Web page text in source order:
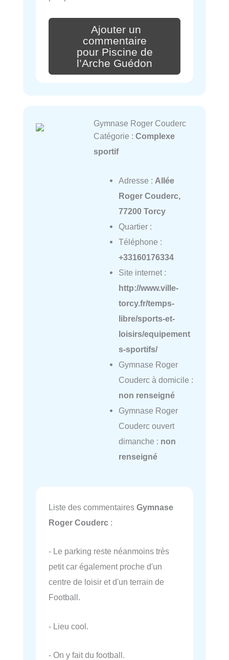
Ajouter un
commentaire
pour Piscine de
l’Arche Guédon
Gymnase Roger Couderc
Catégorie : Complexe
sportif
Adresse : Allée
Roger Couderc,
77200 Torcy
Quartier :
Téléphone :
+33160176334
Site internet :
http://www.ville-
torcy.fr/temps-
libre/sports-et-
loisirs/equipement
s-sportifs/
Gymnase Roger
Couderc à domicile :
non renseigné
Gymnase Roger
Couderc ouvert
dimanche : non
renseigné
Liste des commentaires Gymnase
Roger Couderc :
- Le parking reste néanmoins très
petit car également proche d'un
centre de loisir et d'un terrain de
Football.
- Lieu cool.
- On y fait du football.